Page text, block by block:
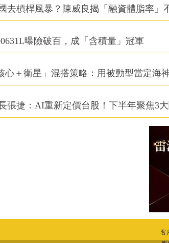
去槓桿風暴？陳威良揭「融資體脂率」
曝險破百，成「含積量」冠軍
心＋衛星」混搭策略：用被動型當定海
張捷：AI重新定價台股！下半年聚焦3
客